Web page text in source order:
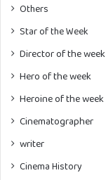
Others
Star of the Week
Director of the week
Hero of the week
Heroine of the week
Cinematographer
writer
Cinema History